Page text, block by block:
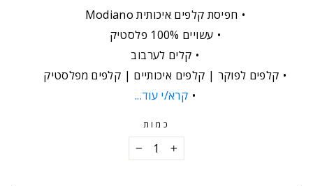
חפיסת קלפים איכותית Modiano
עשויים 100% פלסטיק
קלים לערבוב
קלפים לפוקר | קלפים איכותיים | קלפים מפלסטיק
קרא/י עוד...
כמות
+